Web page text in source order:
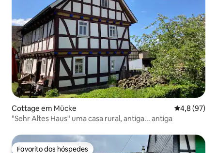
Cottage em Mücke
4,8 (97)
"Sehr Altes Haus" uma casa rural, antiga... antiga
Favorito dos hóspedes